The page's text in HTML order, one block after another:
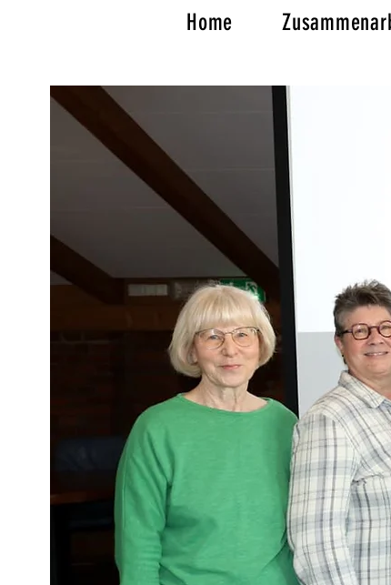
Home